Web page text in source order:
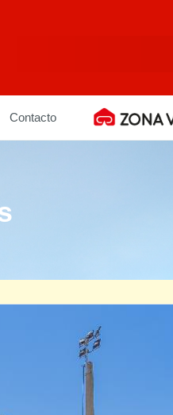
Contacto